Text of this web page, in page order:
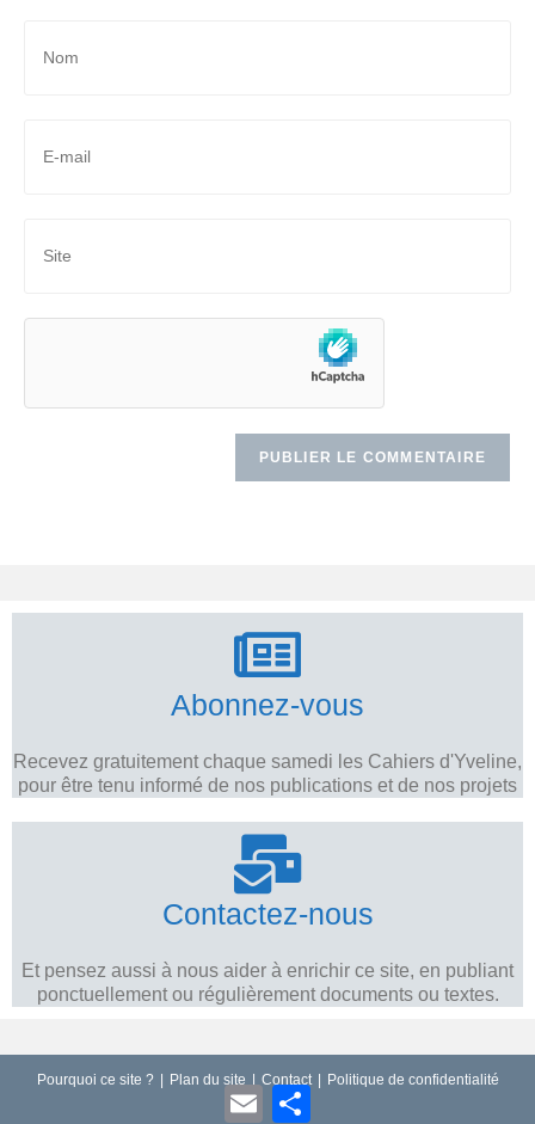
Abonnez-vous
Recevez gratuitement chaque samedi les Cahiers d'Yveline,
pour être tenu informé de nos publications et de nos projets
Contactez-nous
Et pensez aussi à nous aider à enrichir ce site, en publiant
ponctuellement ou régulièrement documents ou textes.
Pourquoi ce site ? Plan du site Contact Politique de confidentialité
E
P